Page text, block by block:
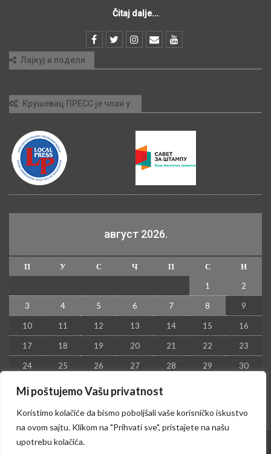
Mi poštujemo Vašu privatnost
Koristimo kolačiće da bismo poboljšali vaše korisničko iskustvo
na ovom sajtu. Klikom na "Prihvati sve", pristajete na našu
upotrebu kolačića.
Čitaj dalje...
Лајкуј и подели
Крушевац ПРЕСС је члан у:
август 2026.
П У С Ч П С
Н
1
2
3 4 5 6 7 8 9
10 11 12 13 14 15 16
17 18 19 20 21 22 23
24 25 26 27 28 29 30
31